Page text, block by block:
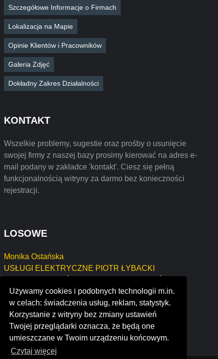
Używamy cookies i podobnych technologii m.in.
w celach: świadczenia usług, reklam, statystyk.
Korzystanie z witryny bez zmiany ustawień
Twojej przeglądarki oznacza, że będą one
umieszczane w Twoim urządzeniu końcowym.
Czytaj więcej
Szczegółowe Informacje o Firmach
Lokalizacja na Mapie
Opinie Klientów i Pracowników
Galeria Zdjęć
Dokładny Zakres Działalności
KONTAKT
Wszelkie problemy, sugestie oraz prośby o usunięcie
swojej firmy z naszej bazy prosimy kierować na adres e-
mail podany w zakładce 'kontakt'. Ciesz się pełną
funkcjonalnością witryny za darmo bez konieczności
rejestracji.
LOSOWE
Monika Ostańska
USŁUGI ELEKTRYCZNE PIOTR ŁYBACKI
DANUTA GÓRKA NIP: 612-153-07-92
Zygmunt Aszyk
yl ventures
writer packers and movers private limited